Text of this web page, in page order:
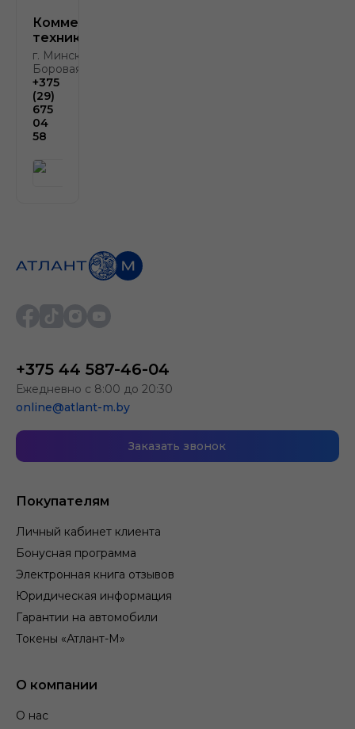
Коммерческая
техника
г. Минск, д.
Боровая, д. 2
+375
(29)
675
04
58
Покупателям
Личный кабинет клиента
Бонусная программа
Электронная книга отзывов
Юридическая информация
Гарантии на автомобили
Токены «Атлант-М»
О компании
О нас
+375 44 587-46-04
Ежедневно с 8:00 до 20:30
online@atlant-m.by
Заказать звонок